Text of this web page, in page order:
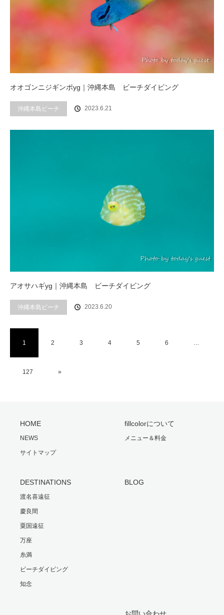
オオゴンニジギンポyg｜沖縄本島 ビーチダイビング
沖縄本島ビーチ 2023.6.21
アオサハギyg｜沖縄本島 ビーチダイビング
沖縄本島ビーチ 2023.6.20
1 2 3 4 5 6 …
127 »
HOME
NEWS
サイトマップ
fillcolorについて
メニュー＆料金
DESTINATIONS
渡名喜遠征
慶良間
粟国遠征
万座
糸満
ビーチダイビング
知念
BLOG